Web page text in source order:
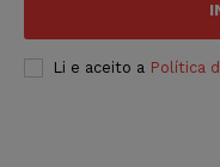
Li e aceito a Política